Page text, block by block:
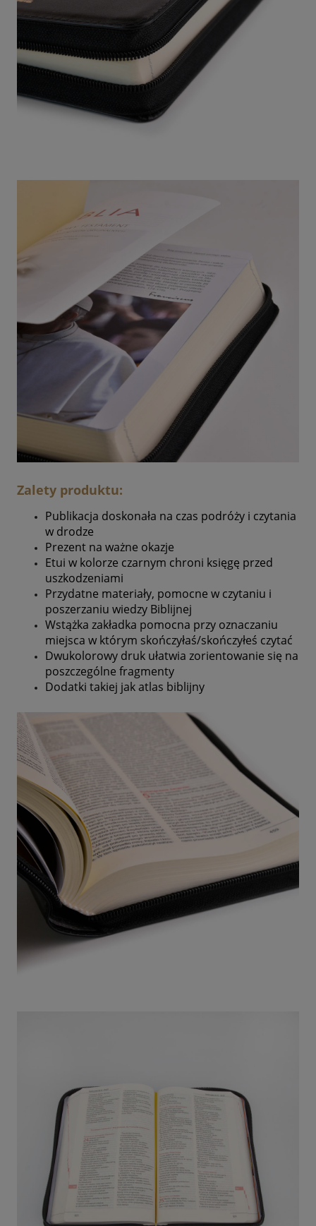
Zalety produktu:
Publikacja doskonała na czas podróży i czytania
w drodze
Prezent na ważne okazje
Etui w kolorze czarnym chroni księgę przed
uszkodzeniami
Przydatne materiały, pomocne w czytaniu i
poszerzaniu wiedzy Biblijnej
Wstążka zakładka pomocna przy oznaczaniu
miejsca w którym skończyłaś/skończyłeś czytać
Dwukolorowy druk ułatwia zorientowanie się na
poszczególne fragmenty
Dodatki takiej jak atlas biblijny